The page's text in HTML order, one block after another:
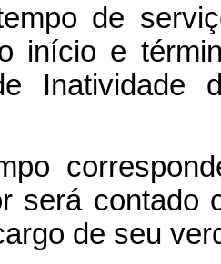
de
início e
Inatividade
será contado
de seu